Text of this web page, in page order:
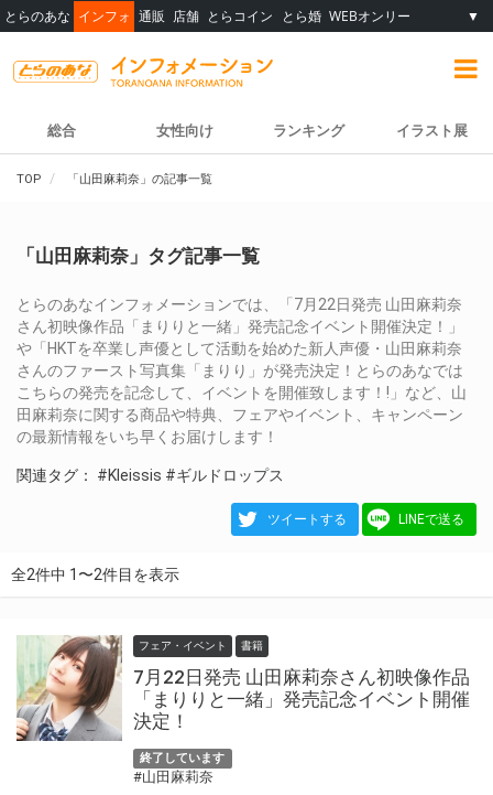
とらのあな インフォ 通販 店舗 とらコイン とら婚 WEBオンリー ▼
総合 女性向け ランキング イラスト展
TOP 「山田麻莉奈」の記事一覧
「山田麻莉奈」タグ記事一覧
とらのあなインフォメーションでは、「7月22日発売 山田麻莉奈
さん初映像作品「まりりと一緒」発売記念イベント開催決定！」
や「HKTを卒業し声優として活動を始めた新人声優・山田麻莉奈
さんのファースト写真集「まりり」が発売決定！とらのあなでは
こちらの発売を記念して、イベントを開催致します！!」など、山
田麻莉奈に関する商品や特典、フェアやイベント、キャンペーン
の最新情報をいち早くお届けします！
関連タグ： #Kleissis #ギルドロップス
ツイートする LINEで送る
全2件中 1〜2件目を表示
フェア・イベント 書籍
7月22日発売 山田麻莉奈さん初映像作品
「まりりと一緒」発売記念イベント開催
決定！
終了しています
#山田麻莉奈